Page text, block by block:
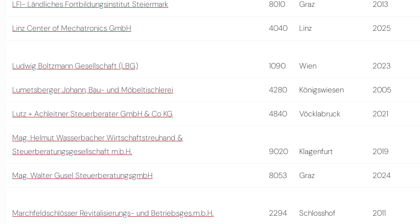
LFI- Ländliches Fortbildungsinstitut Steiermark 8010 Graz 2013
Linz Center of Mechatronics GmbH 4040 Linz 2025
Ludwig Boltzmann Gesellschaft (LBG) 1090 Wien 2023
Lumetsberger Johann, Bau- und Möbeltischlerei 4280 Königswiesen 2005
Lutz + Achleitner Steuerberater GmbH & Co KG 4840 Vöcklabruck 2021
Mag. Helmut Wasserbacher Wirtschaftstreuhand &
Steuerberatungsgesellschaft m.b.H.
9020 Klagenfurt 2019
Mag. Walter Gusel SteuerberatungsgmbH 8053 Graz 2024
Marchfeldschlösser Revitalisierungs- und Betriebsges.m.b.H. 2294 Schlosshof 2011